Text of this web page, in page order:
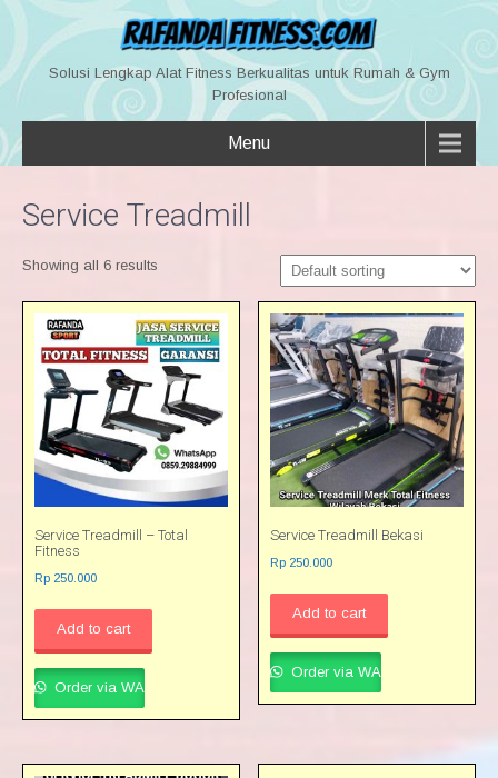
Solusi Lengkap Alat Fitness Berkualitas untuk Rumah & Gym
Profesional
Menu
Service Treadmill
Showing all 6 results
Service Treadmill – Total
Fitness
Rp 250.000
Add to cart
Order via WA
Service Treadmill Bekasi
Rp 250.000
Add to cart
Order via WA